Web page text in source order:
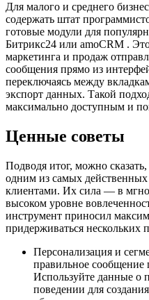
Для малого и среднего
содержать штат
готовые модули для
Битрикс24 или amoCRM .
маркетинга и продаж
сообщения прямо из
переключаясь между
экспорт данных. Такой
максимально доступным и
Ценные советы
Подводя итог, можно
одним из самых
клиентами. Их сила — в
высоком уровне
инструмент приносил
придерживаться нескольких
Персонализация и
правильное сообщение
Используйте данные о
поведении для